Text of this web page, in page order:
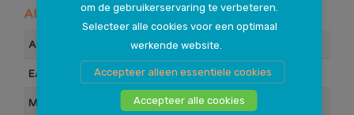
om de gebruikerservaring te verbeteren.
Selecteer alle cookies voor een optimaal
werkende website.
Accepteer alleen essentiele cookies
Accepteer alle cookies
Algemeen
Artikelnummer 10025097
EAN Barcode 8000692658802
Merk Overig